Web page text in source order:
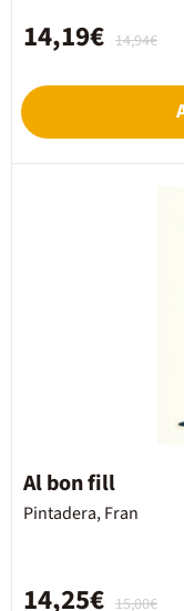
14,94€
14,19€
Al bon fill
Pintadera, Fran
15,00€
14,25€